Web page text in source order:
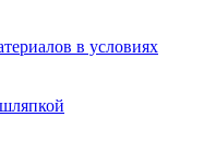
в условиях